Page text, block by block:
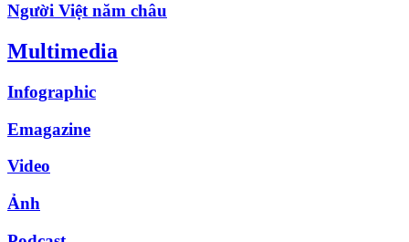
Người Việt năm châu
Multimedia
Infographic
Emagazine
Video
Ảnh